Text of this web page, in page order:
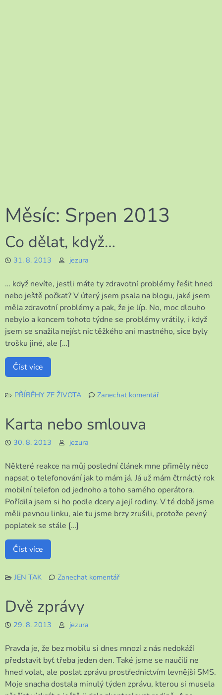
Měsíc: Srpen 2013
Co dělat, když…
31. 8. 2013 jezura
… když nevíte, jestli máte ty zdravotní problémy řešit hned
nebo ještě počkat? V úterý jsem psala na blogu, jaké jsem
měla zdravotní problémy a pak, že je líp. No, moc dlouho
nebylo a koncem tohoto týdne se problémy vrátily, i když
jsem se snažila nejíst nic těžkého ani mastného, sice byly
trošku jiné, ale […]
Číst více
PŘÍBĚHY ZE ŽIVOTA
Zanechat komentář
Karta nebo smlouva
30. 8. 2013 jezura
Některé reakce na můj poslední článek mne přiměly něco
napsat o telefonování jak to mám já. Já už mám čtrnáctý rok
mobilní telefon od jednoho a toho samého operátora.
Pořídila jsem si ho podle dcery a její rodiny. V té době jsme
měli pevnou linku, ale tu jsme brzy zrušili, protože pevný
poplatek se stále […]
Číst více
JEN TAK
Zanechat komentář
Dvě zprávy
29. 8. 2013 jezura
Pravda je, že bez mobilu si dnes mnozí z nás nedokáží
představit byť třeba jeden den. Také jsme se naučili ne
hned volat, ale poslat zprávu prostřednictvím levnější SMS.
Moje snacha dostala minulý týden zprávu, kterou si musela